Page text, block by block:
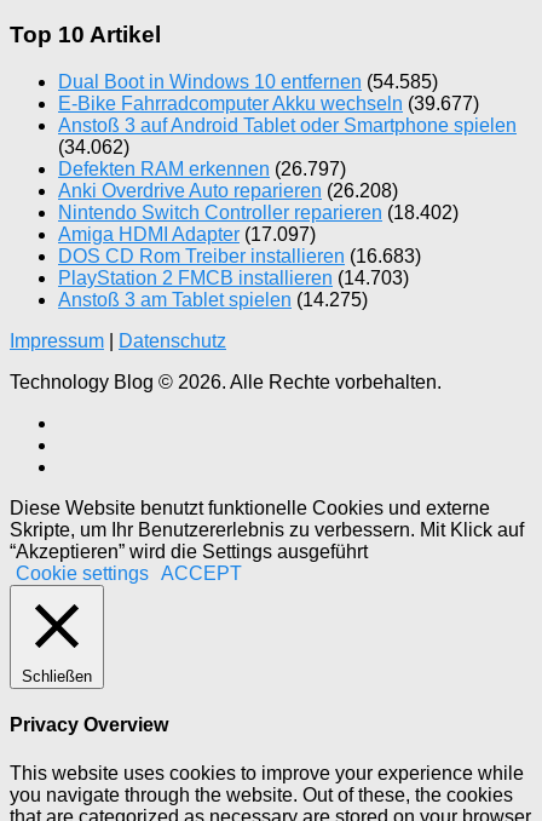
Top 10 Artikel
Dual Boot in Windows 10 entfernen (54.585)
E-Bike Fahrradcomputer Akku wechseln (39.677)
Anstoß 3 auf Android Tablet oder Smartphone spielen
(34.062)
Defekten RAM erkennen (26.797)
Anki Overdrive Auto reparieren (26.208)
Nintendo Switch Controller reparieren (18.402)
Amiga HDMI Adapter (17.097)
DOS CD Rom Treiber installieren (16.683)
PlayStation 2 FMCB installieren (14.703)
Anstoß 3 am Tablet spielen (14.275)
Impressum
Datenschutz
Technology Blog © 2026. Alle Rechte vorbehalten.
Diese Website benutzt funktionelle Cookies und externe
Skripte, um Ihr Benutzererlebnis zu verbessern. Mit Klick auf
“Akzeptieren” wird die Settings ausgeführt
Cookie settings ACCEPT
Schließen
Privacy Overview
This website uses cookies to improve your experience while
you navigate through the website. Out of these, the cookies
that are categorized as necessary are stored on your browser